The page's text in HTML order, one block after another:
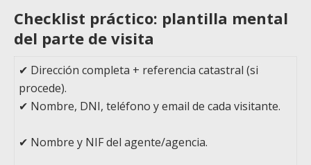
Checklist práctico: plantilla mental
del parte de visita
✔ Dirección completa + referencia catastral (si
procede).
✔ Nombre, DNI, teléfono y email de cada visitante.
✔ Nombre y NIF del agente/agencia.